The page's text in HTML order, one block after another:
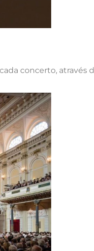
concerto,